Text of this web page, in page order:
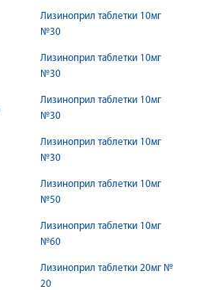
Лизиноприл таблетки 10мг
№30
Лизиноприл таблетки 10мг
№30
Лизиноприл таблетки 10мг
№30
Лизиноприл таблетки 10мг
№30
Лизиноприл таблетки 10мг
№50
Лизиноприл таблетки 10мг
№60
Лизиноприл таблетки 20мг №
20